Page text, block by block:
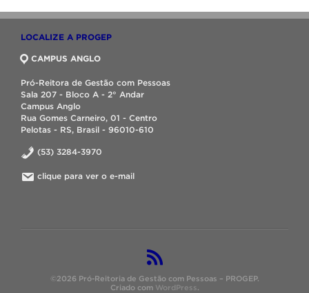
LOCALIZE A PROGEP
CAMPUS ANGLO
Pró-Reitora de Gestão com Pessoas
Sala 207 - Bloco A - 2° Andar
Campus Anglo
Rua Gomes Carneiro, 01 - Centro
Pelotas - RS, Brasil - 96010-610
(53) 3284-3970
clique para ver o e-mail
©2026 Pró-Reitoria de Gestão com Pessoas – PROGEP.
Criado com WordPress.